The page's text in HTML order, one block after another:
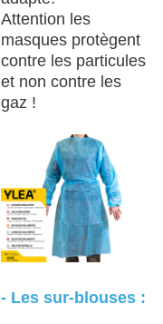
Attention les
masques protègent
contre les particules
et non contre les
gaz !
- Les sur-blouses :